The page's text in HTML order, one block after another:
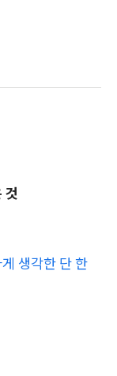
것
생각한 단 한